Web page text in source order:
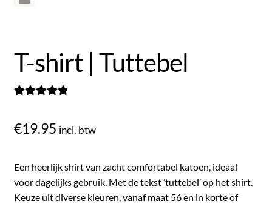
T-shirt | Tuttebel
gebaseerd op
ing
€19.95 incl. btw
Een heerlijk shirt van zacht comfortabel katoen, ideaal
voor dagelijks gebruik. Met de tekst ’tuttebel’ op het shirt.
Keuze uit diverse kleuren, vanaf maat 56 en in korte of